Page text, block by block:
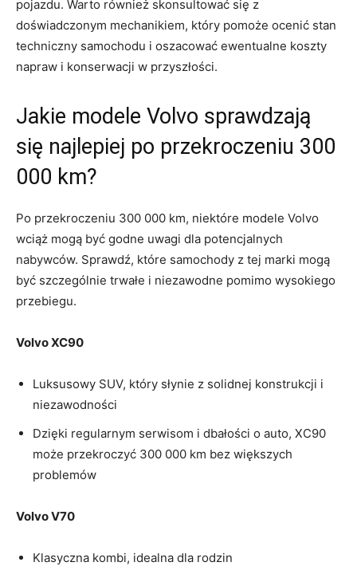
pojazdu. Warto również skonsultować⁣ się‌ z​
doświadczonym mechanikiem, który pomoże‍ ocenić ​stan⁣
techniczny ⁢samochodu i ‌oszacować ewentualne koszty
napraw i konserwacji w przyszłości.
Jakie modele​ Volvo sprawdzają
⁢się najlepiej ​po przekroczeniu 300
000 km?
Po przekroczeniu 300 000 km, niektóre ⁢modele ​Volvo
wciąż mogą być godne ⁣uwagi dla potencjalnych
nabywców. Sprawdź, które samochody z tej marki mogą
być szczególnie trwałe i niezawodne ​pomimo wysokiego ​
przebiegu.
Volvo XC90
Luksusowy SUV,⁢ który słynie z solidnej konstrukcji i
niezawodności
Dzięki regularnym ‌serwisom ‍i dbałości o auto, XC90
może przekroczyć 300 000 km ⁢bez większych⁤
problemów
Volvo V70
Klasyczna kombi, idealna dla⁤ rodzin